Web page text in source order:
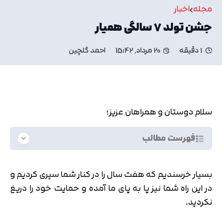
مجله اخبار
جشن تولد ۷ سالگی همیار
1 دقیقه 20 مرداد, 15:42 احمد گلچین
سلام دوستان و همراهان عزیز؛
فهرست مطالب
بسیار خرسندیم که هفت سال را در کنار شما سپری کردیم و
در این راه شما نیز پا به پای ما آمده و حمایت خود را دریغ
نکردید.